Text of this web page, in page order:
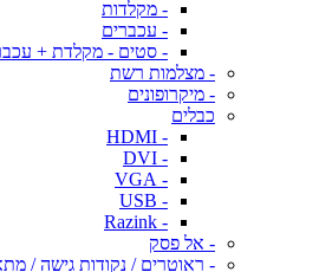
- מקלדות
- עכברים
- סטים - מקלדת +
- מצלמות רשת
- מיקרופונים
כבלים
- HDMI
- DVI
- VGA
- USB
- Razink
- אל פסק
- ראוטרים / נקודות גישה /